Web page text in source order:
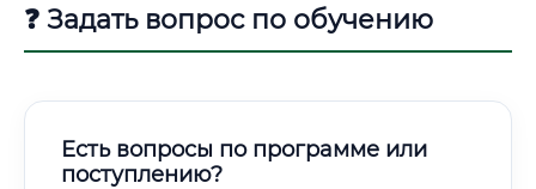
❓ Задать вопрос по обучению
Есть вопросы по программе или
поступлению?